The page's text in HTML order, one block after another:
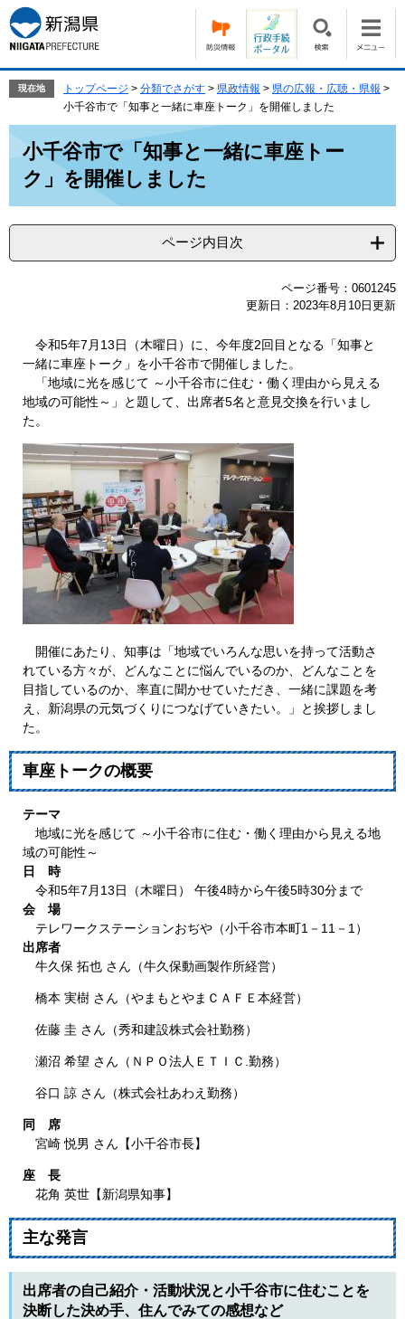
ー
ジ
の
で
ニ
ュ
ー
ば
現在地 トップページ > 分類でさがす > 県政情報 > 県の広報・広聴・県報 >
小千谷市で「知事と一緒に車座トーク」を開催しました
小千谷市で「知事と一緒に車座トー
ク」を開催しました
ページ内目次
ページ番号：0601245
更新日：2023年8月10日更新
令和5年7月13日（木曜日）に、今年度2回目となる「知事と
一緒に車座トーク」を小千谷市で開催しました。
「地域に光を感じて ～小千谷市に住む・働く理由から見える
地域の可能性～」と題して、出席者5名と意見交換を行いまし
た。
開催にあたり、知事は「地域でいろんな思いを持って活動さ
れている方々が、どんなことに悩んでいるのか、どんなことを
目指しているのか、率直に聞かせていただき、一緒に課題を考
え、新潟県の元気づくりにつなげていきたい。」と挨拶しまし
た。
車座トークの概要
テーマ
地域に光を感じて ～小千谷市に住む・働く理由から見える地
域の可能性～
日 時
令和5年7月13日（木曜日） 午後4時から午後5時30分まで
会 場
テレワークステーションおぢや（小千谷市本町1－11－1）
出席者
牛久保 拓也 さん（牛久保動画製作所経営）
橋本 実樹 さん（やまもとやまＣＡＦＥ本経営）
佐藤 圭 さん（秀和建設株式会社勤務）
瀬沼 希望 さん（ＮＰＯ法人ＥＴＩＣ.勤務）
谷口 諒 さん（株式会社あわえ勤務）
同 席
宮崎 悦男 さん【小千谷市長】
座 長
花角 英世【新潟県知事】
主な発言
出席者の自己紹介・活動状況と小千谷市に住むことを
決断した決め手、住んでみての感想など